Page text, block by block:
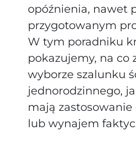
opóźnienia, nawet
przygotowanym
W tym poradniku
pokazujemy, na co
wyborze szalunku
jednorodzinnego,
mają
lub wynajem